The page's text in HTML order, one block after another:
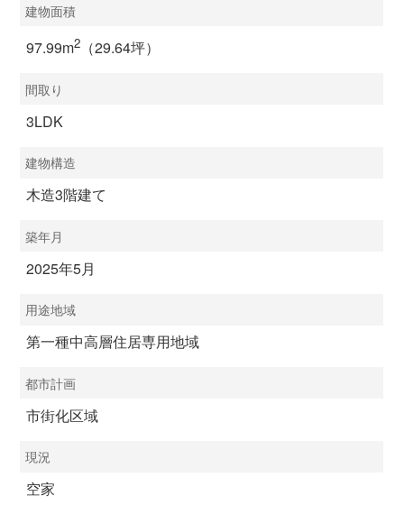
建物面積
97.99m2（29.64坪）
間取り
3LDK
建物構造
木造3階建て
築年月
2025年5月
用途地域
第一種中高層住居専用地域
都市計画
市街化区域
現況
空家